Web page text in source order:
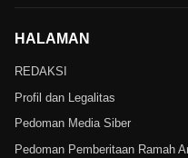
HALAMAN
REDAKSI
Profil dan Legalitas
Pedoman Media Siber
Pedoman Pemberitaan Ramah